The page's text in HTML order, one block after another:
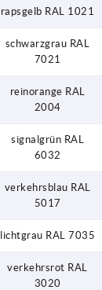
rapsgelb RAL 1021
schwarzgrau RAL
7021
reinorange RAL
2004
signalgrün RAL
6032
verkehrsblau RAL
5017
lichtgrau RAL 7035
verkehrsrot RAL
3020